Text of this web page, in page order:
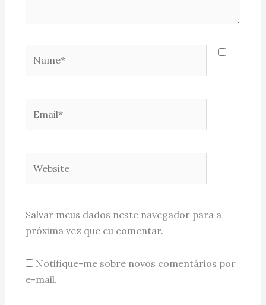
Salvar meus dados neste navegador para a
próxima vez que eu comentar.
Notifique-me sobre novos comentários por
e-mail.